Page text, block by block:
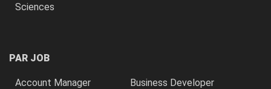
Sciences
PAR JOB
Account Manager
Business Developer